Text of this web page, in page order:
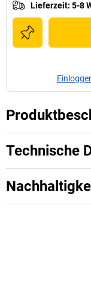
Lieferzeit: 5-8
Technische